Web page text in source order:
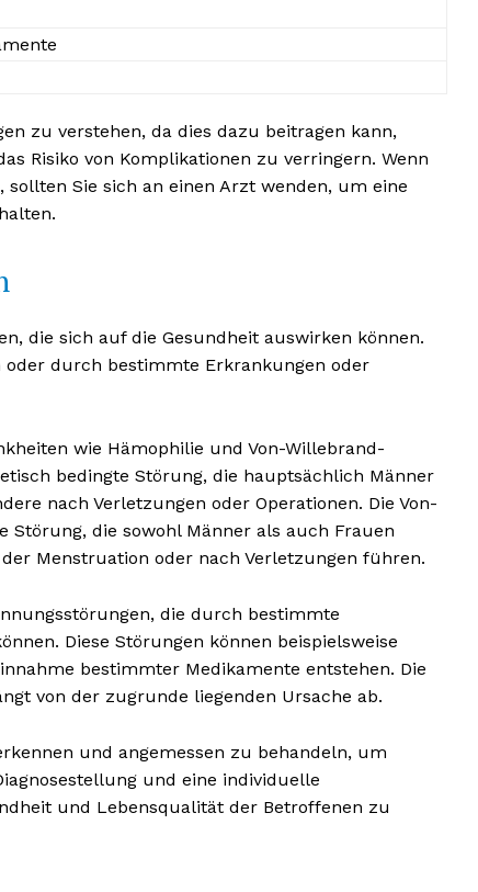
zu verstehen, da dies dazu beitragen kann,
Risiko von Komplikationen zu verringern. Wenn
Sie sich an einen Arzt wenden, um eine
die sich auf die Gesundheit auswirken können.
oder durch bestimmte Erkrankungen oder
wie Hämophilie und Von-Willebrand-
bedingte Störung, die hauptsächlich Männer
nach Verletzungen oder Operationen. Die Von-
die sowohl Männer als auch Frauen
Menstruation oder nach Verletzungen führen.
die durch bestimmte
Diese Störungen können beispielsweise
bestimmter Medikamente entstehen. Die
von der zugrunde liegenden Ursache ab.
und angemessen zu behandeln, um
und eine individuelle
und Lebensqualität der Betroffenen zu